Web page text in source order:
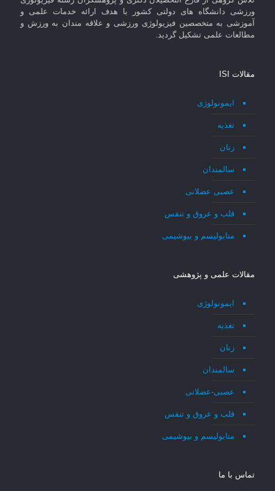
ورزشی دانشگاه های دولتی کشور با هدف ارائه خدمات علمی و
آموزشی به متخصصین فیزیولوژی ورزشی و علاقه مندان به ورزش و
مطالعات علمی تشکیل گردید.
مقالات ISI
ایمونولوژی
تغذیه
زنان
سالمندان
عصبی عضلانی
قلب و عروق و تنفس
متابولیسم و بیوشیمی
مقالات علمی و پژوهشی
ایمونولوژی
تغذیه
زنان
سالمندان
عصبی-عضلانی
قلب و عروق و تنفس
متابولیسم و بیوشیمی
تماس با ما